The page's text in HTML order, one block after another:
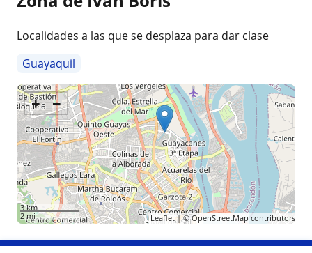
Localidades a las que se desplaza para dar clase
Guayaquil
+ −
3 km
2 mi
Leaflet| ©OpenStreetMap contributors